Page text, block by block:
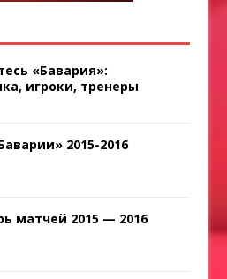
«Бавария»:
игроки, тренеры
2015-2016
матчей 2015 — 2016